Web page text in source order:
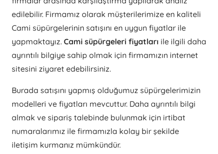
edilebilir. Firmamız olarak müşterilerimize en kaliteli
Cami süpürgelerinin satışını en uygun fiyatlar ile
yapmaktayız. Cami süpürgeleri fiyatları ile ilgili daha
ayrıntılı bilgiye sahip olmak için firmamızın internet
sitesini ziyaret edebilirsiniz.
Burada satışını yapmış olduğumuz süpürgelerimizin
modelleri ve fiyatları mevcuttur. Daha ayrıntılı bilgi
almak ve sipariş talebinde bulunmak için irtibat
numaralarımız ile firmamızla kolay bir şekilde
iletişim kurmanız mümkündür.